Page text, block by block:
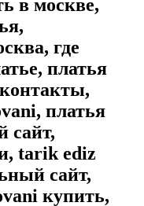
в москве,
где
платья
платья
сайт,
tarik ediz
сайт,
купить,